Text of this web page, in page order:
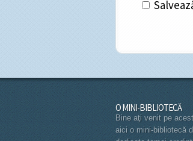
O MINI-BIBLIOTECĂ
Bine aţi venit pe
aici o mini-bibliotecă